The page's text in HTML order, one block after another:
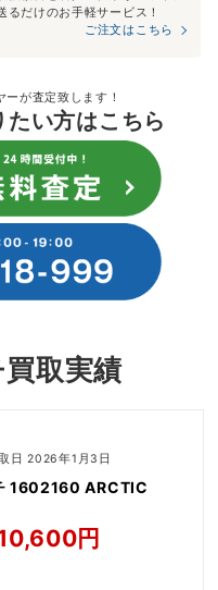
るだけのお手軽サービス！
ご注文はこちら
が査定致します！
い方はこちら
取実績
日 2026年1月3日
1602160 ARCTIC
円